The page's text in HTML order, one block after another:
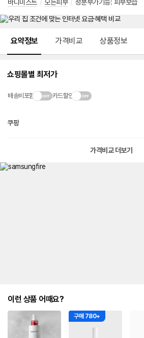
바디미스트 / 모든피부 / 성분부가기능: 피부보습
요약정보 가격비교 상품정보
쇼핑몰별 최저가
배송비포함 카드할인
쿠팡
가격비교 더보기
이런 상품 어때요?
구매 780+